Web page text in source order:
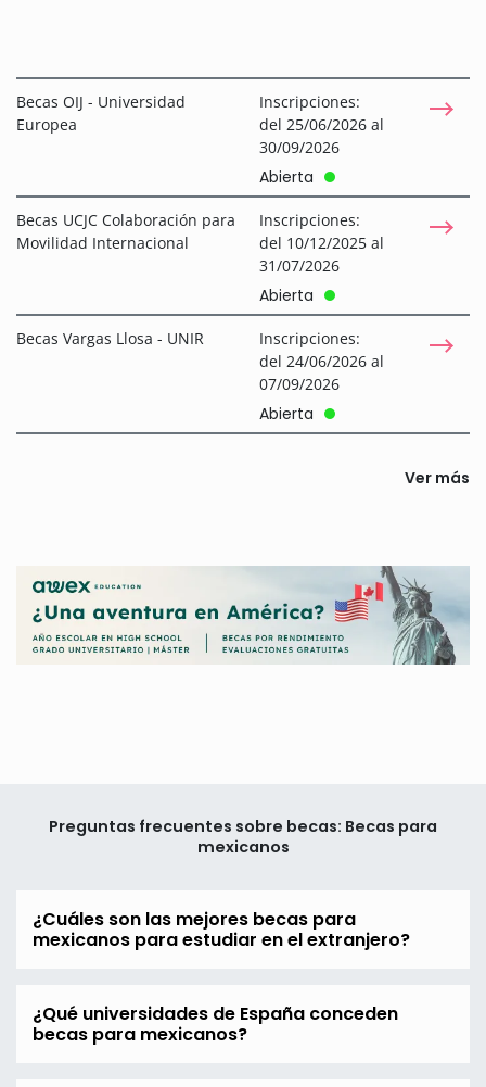
Becas OIJ - Universidad
Europea
Inscripciones:
del 25/06/2026 al
30/09/2026
Abierta
Becas UCJC Colaboración para
Movilidad Internacional
Inscripciones:
del 10/12/2025 al
31/07/2026
Abierta
Becas Vargas Llosa - UNIR
Inscripciones:
del 24/06/2026 al
07/09/2026
Abierta
Ver más
Preguntas frecuentes sobre becas: Becas para
mexicanos
¿Cuáles son las mejores becas para
mexicanos para estudiar en el extranjero?
¿Qué universidades de España conceden
becas para mexicanos?